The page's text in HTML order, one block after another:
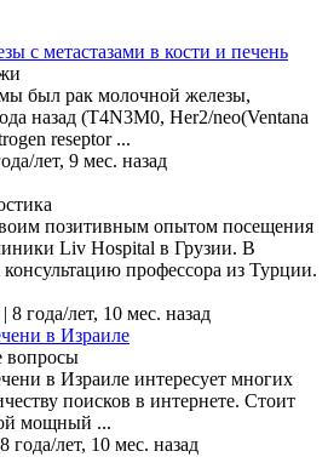
с метастазами в кости и печень
был рак молочной железы,
назад (Т4N3M0, Her2/neo(Ventana
reseptor ...
лет, 9 мес. назад
позитивным опытом посещения
Liv Hospital в Грузии. В
консультацию профессора из Турции.
8 года/лет, 10 мес. назад
в Израиле
в Израиле интересует многих
поисков в интернете. Стоит
мощный ...
8 года/лет, 10 мес. назад